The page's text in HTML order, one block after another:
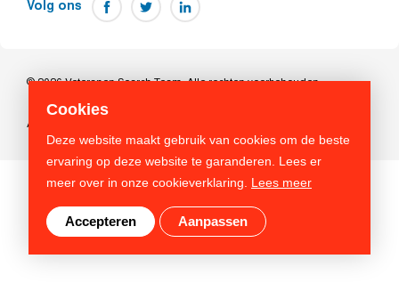
Cookies
Deze website maakt gebruik van cookies om de beste
ervaring op deze website te garanderen. Lees er
meer over in onze cookieverklaring. Lees meer
Accepteren Aanpassen
Volg ons
© 2026 Veteranen Search Team. Alle rechten voorbehouden
Algemene voorwaarden